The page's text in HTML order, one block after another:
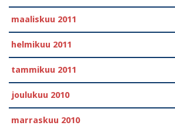
maaliskuu 2011
helmikuu 2011
tammikuu 2011
joulukuu 2010
marraskuu 2010